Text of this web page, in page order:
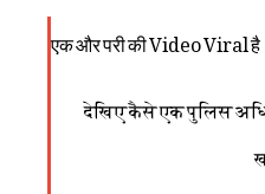
एक और परी की Video Viral
देखिए कैसे एक पुलिस